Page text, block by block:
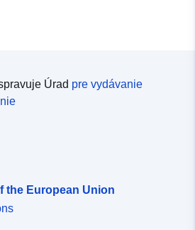
Úrad pre vydávanie
the European Union